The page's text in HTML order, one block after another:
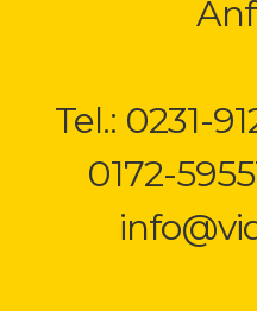
Tel.: 0231-
0172-